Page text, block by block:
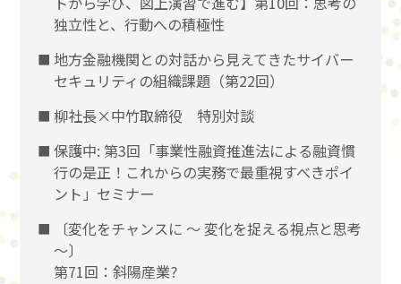
独立性と、行動への積極性
地方金融機関との対話から見えてきたサイバー
セキュリティの組織課題（第22回）
柳社長×中竹取締役 特別対談
保護中: 第3回「事業性融資推進法による融資慣
行の是正！これからの実務で最重視すべきポイ
ント」セミナー
〔変化をチャンスに 〜 変化を捉える視点と思考
〜〕
第71回：斜陽産業?